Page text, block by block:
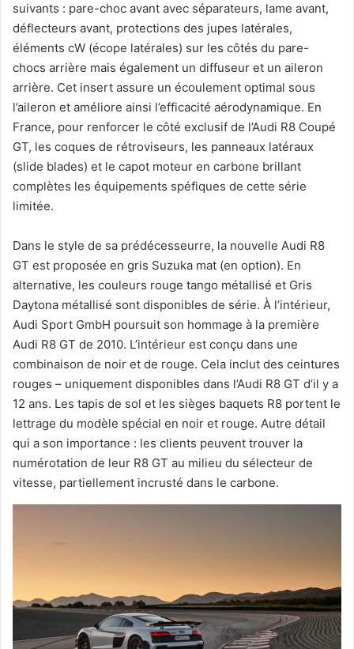
suivants : pare-choc avant avec séparateurs, lame avant,
déflecteurs avant, protections des jupes latérales,
éléments cW (écope latérales) sur les côtés du pare-
chocs arrière mais également un diffuseur et un aileron
arrière. Cet insert assure un écoulement optimal sous
l’aileron et améliore ainsi l’efficacité aérodynamique. En
France, pour renforcer le côté exclusif de l’Audi R8 Coupé
GT, les coques de rétroviseurs, les panneaux latéraux
(slide blades) et le capot moteur en carbone brillant
complètes les équipements spéfiques de cette série
limitée.
Dans le style de sa prédécesseurre, la nouvelle Audi R8
GT est proposée en gris Suzuka mat (en option). En
alternative, les couleurs rouge tango métallisé et Gris
Daytona métallisé sont disponibles de série. À l’intérieur,
Audi Sport GmbH poursuit son hommage à la première
Audi R8 GT de 2010. L’intérieur est conçu dans une
combinaison de noir et de rouge. Cela inclut des ceintures
rouges – uniquement disponibles dans l’Audi R8 GT d’il y a
12 ans. Les tapis de sol et les sièges baquets R8 portent le
lettrage du modèle spécial en noir et rouge. Autre détail
qui a son importance : les clients peuvent trouver la
numérotation de leur R8 GT au milieu du sélecteur de
vitesse, partiellement incrusté dans le carbone.